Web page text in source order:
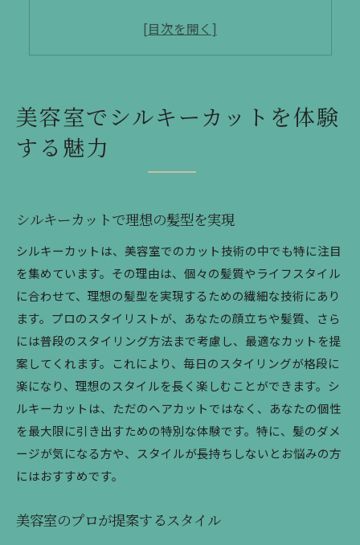
美容室で特別な時間を過ごす
理想のスタイルを実現するシルキーカット
美容室の技で自分を変える
シルキーカットのスタイル提案
シルキーカットで新しい自分
美容室で実感する変化
プロが叶えるシルキーな髪型
美容室で新たな自分を発見するシルキーカット
美容室のカットで魅力を引き出す
シルキーカットで変わる日常
プロの技術で新しい自分に
美容室での特別なひと時
シルキーカットの効果を実感する
美容室で得る新たな自信
シルキーカットの特別な体験を美容室で
特別なカット体験で変わる自分
美容室でシルキーカットを体験
する魅力
シルキーカットで理想の髪型を実現
シルキーカットは、美容室でのカット技術の中でも特に注目
を集めています。その理由は、個々の髪質やライフスタイル
に合わせて、理想の髪型を実現するための繊細な技術にあり
ます。プロのスタイリストが、あなたの顔立ちや髪質、さら
には普段のスタイリング方法まで考慮し、最適なカットを提
案してくれます。これにより、毎日のスタイリングが格段に
楽になり、理想のスタイルを長く楽しむことができます。シ
ルキーカットは、ただのヘアカットではなく、あなたの個性
を最大限に引き出すための特別な体験です。特に、髪のダメ
ージが気になる方や、スタイルが長持ちしないとお悩みの方
にはおすすめです。
美容室のプロが提案するスタイル